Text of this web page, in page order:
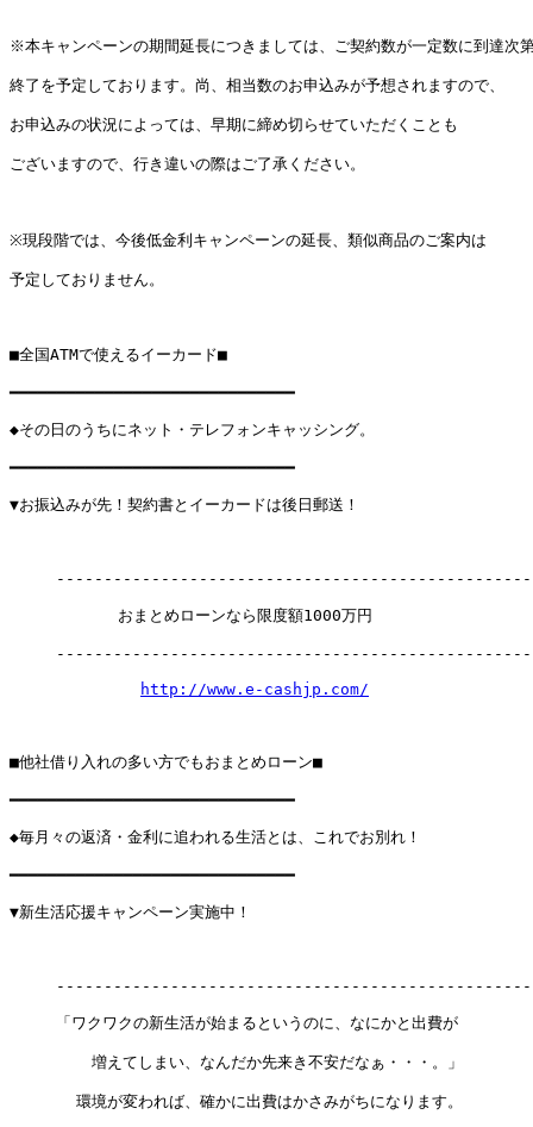
※本キャンペーンの期間延長につきましては、ご契約数が一定数に到達次
終了を予定しております。尚、相当数のお申込みが予想されますので、
お申込みの状況によっては、早期に締め切らせていただくことも
ございますので、行き違いの際はご了承ください。
※現段階では、今後低金利キャンペーンの延長、類似商品のご案内は
予定しておりません。
■全国ATMで使えるイーカード■
━━━━━━━━━━━━━━━━━━━━━━━━━━━━━━
◆その日のうちにネット・テレフォンキャッシング。
━━━━━━━━━━━━━━━━━━━━━━━━━━━━━━
▼お振込みが先！契約書とイーカードは後日郵送！
おまとめローンなら限度額1000万円
http://www.e-cashjp.com/
■他社借り入れの多い方でもおまとめローン■
━━━━━━━━━━━━━━━━━━━━━━━━━━━━━━
◆毎月々の返済・金利に追われる生活とは、これでお別れ！
━━━━━━━━━━━━━━━━━━━━━━━━━━━━━━
▼新生活応援キャンペーン実施中！
「ワクワクの新生活が始まるというのに、なにかと出費が
       　増えてしまい、なんだか先来き不安だなぁ・・・。」
       環境が変われば、確かに出費はかさみがちになります。